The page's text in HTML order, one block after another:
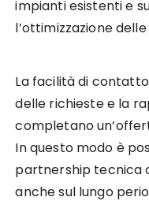
impianti esistenti e
l’ottimizzazione
La facilità di
delle richieste e la
completano
In questo modo è
partnership tecnica
anche sul lungo